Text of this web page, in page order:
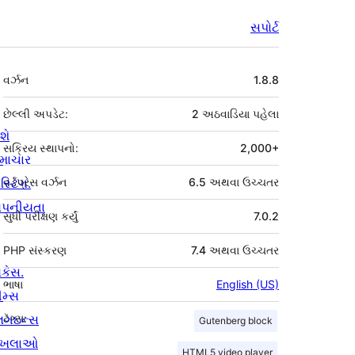
સપોર્ટ
મેટા
વર્ઝન 1.8.8
છેલ્લી અપડેટ: 2 અઠવાડિયા પહેલા
સક્રિય સ્થાપનો: 2,000+
વર્ડપ્રેસ વર્ઝન 6.5 અથવા ઉચ્ચતર
7.0.2
સુધી પરીક્ષણ કર્યું
PHP સંસ્કરણ 7.4 અથવા ઉચ્ચતર
ભાષા English (US)
ટૅગ્સ: Gutenberg block
HTML5 video player